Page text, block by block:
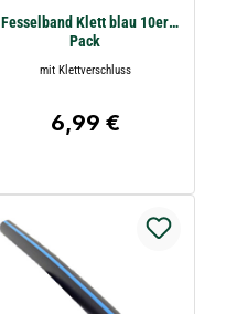
Fesselband Klett blau 10er
Pack
mit Klettverschluss
Regulärer Preis:
6,99 €